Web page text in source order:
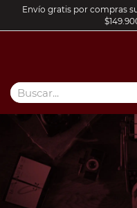
Envío gratis por compras